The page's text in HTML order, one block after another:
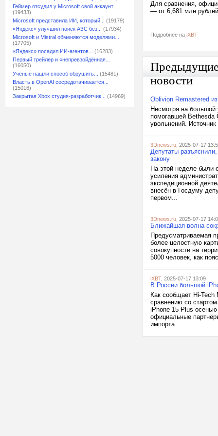
Геймер отсудил у Microsoft свой аккаунт...
(19433)
Microsoft представила ИИ, который...
(19179)
«Яндекс» улучшил поиск АЗС без...
(17934)
Microsoft и Mistral обменяются моделями...
(17705)
«Яндекс» посадил ИИ-агентов...
(16283)
Первый трейлер и «непревзойдённая...
(16050)
Учёные нашли способ обрушить...
(15481)
Власть в OpenAI сосредотачивается...
(15016)
Закрытая Xbox студия-разработчик...
(14969)
Для сравнения,
— от 6,681 млн
Подробнее на iXBT
новости
Oblivion Remastered
Несмотря на большой
помогавшей Bethesda
увольнений.
3Dnews.ru , 2025-07-17
Депутаты
закону
На этой неделе были
усиления
экспедиционной
внесён в Госдуму
первом...
3Dnews.ru , 2025-07-17
Ближайшая волна
Предусматриваемая
более целостную
совокупности на
5000 человек, как
iXBT, 2025-07-17 13:09
В России большой
Как сообщает Hi-
сравнению со
iPhone 15 Plus
официальные
импорта....